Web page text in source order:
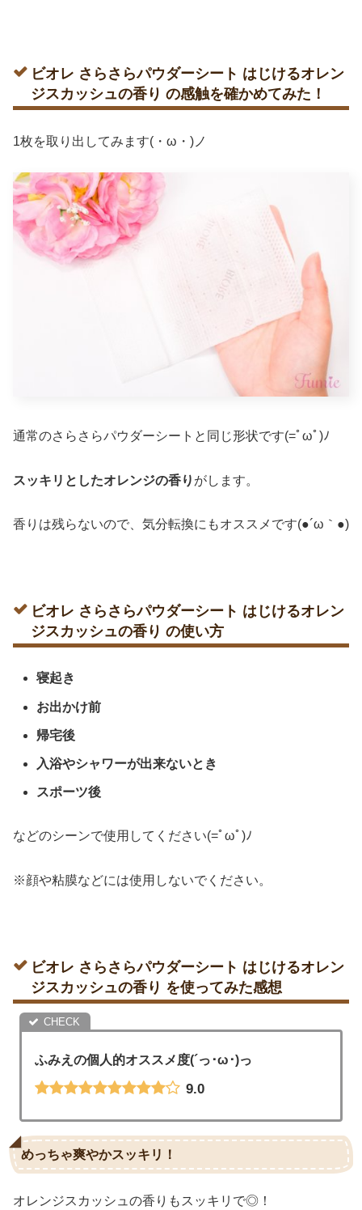
ビオレ さらさらパウダーシート はじけるオレン
ジスカッシュの香り の感触を確かめてみた！
1枚を取り出してみます(・ω・)ノ
通常のさらさらパウダーシートと同じ形状です(=ﾟωﾟ)ﾉ
スッキリとしたオレンジの香り がします。
香りは残らないので、気分転換にもオススメです(●´ω｀●)
ビオレ さらさらパウダーシート はじけるオレン
ジスカッシュの香り の使い方
寝起き
お出かけ前
帰宅後
入浴やシャワーが出来ないとき
スポーツ後
などのシーンで使用してください(=ﾟωﾟ)ﾉ
※顔や粘膜などには使用しないでください。
ビオレ さらさらパウダーシート はじけるオレン
ジスカッシュの香り を使ってみた感想
ふみえの個人的オススメ度(´っ･ω･)っ
9.0
めっちゃ爽やかスッキリ！
オレンジスカッシュの香りもスッキリで◎！